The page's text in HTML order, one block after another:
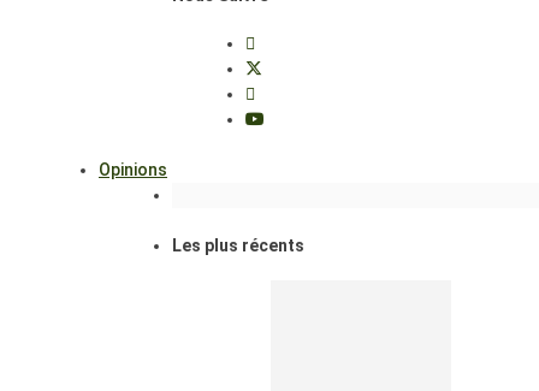
Opinions
Les plus récents